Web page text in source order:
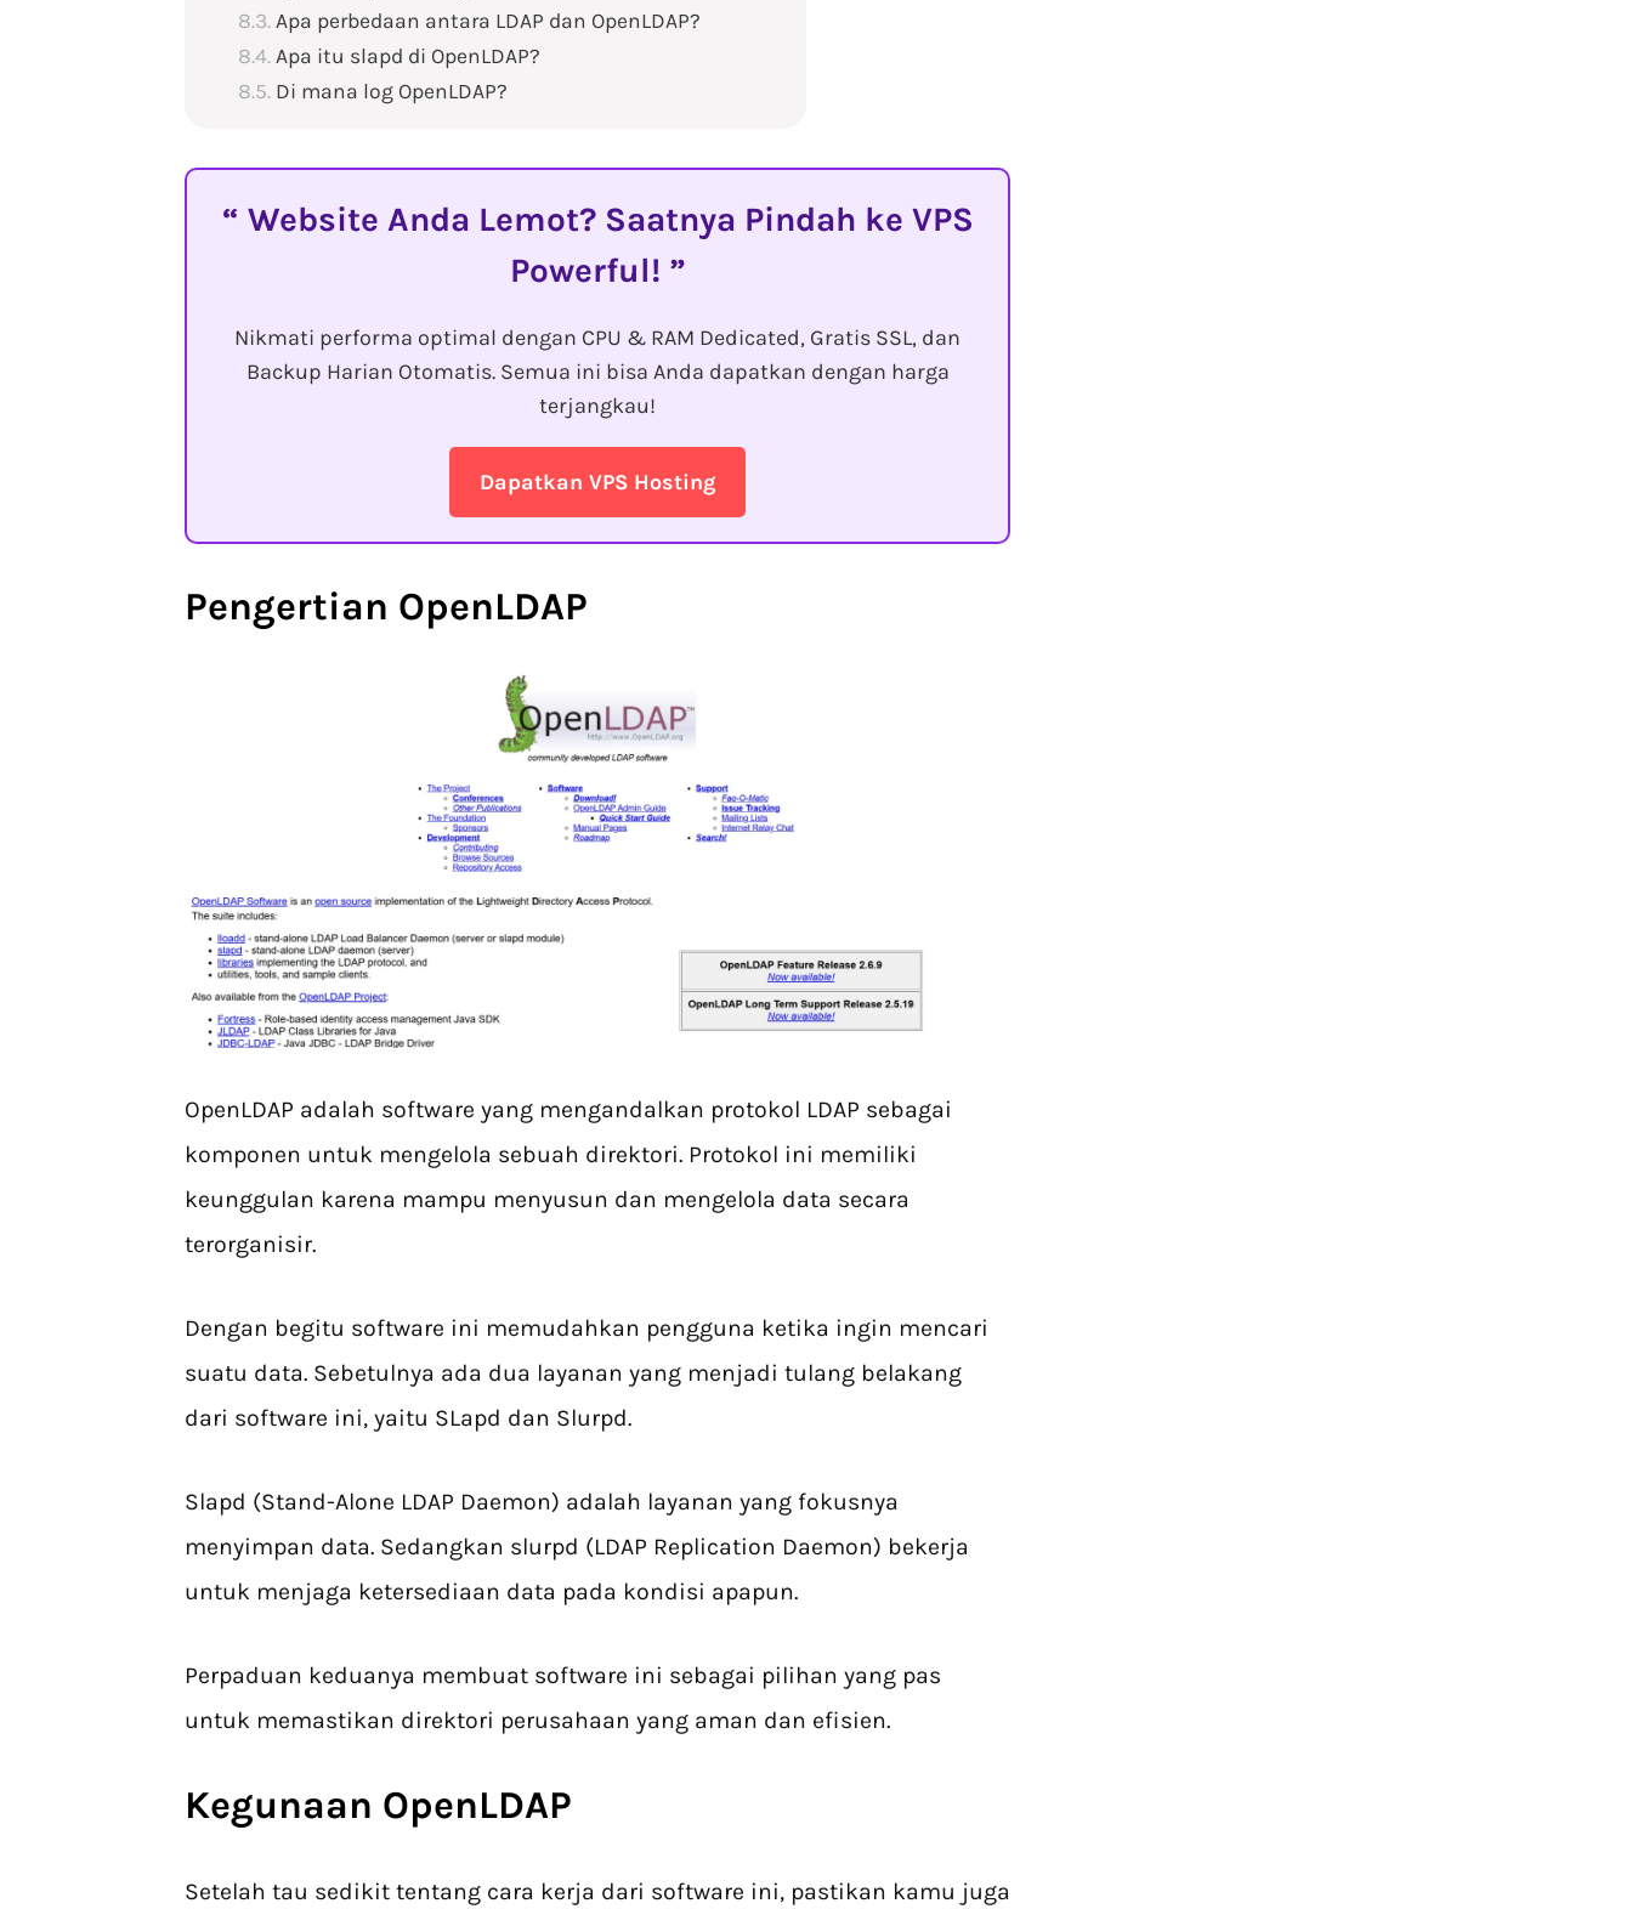
Apa perbedaan antara LDAP dan OpenLDAP?
Apa itu slapd di OpenLDAP?
Di mana log OpenLDAP?
Website Anda Lemot? Saatnya Pindah ke VPS
Powerful!
Nikmati performa optimal dengan CPU & RAM Dedicated, Gratis SSL, dan
Backup Harian Otomatis. Semua ini bisa Anda dapatkan dengan harga
terjangkau!
Dapatkan VPS Hosting
Pengertian OpenLDAP
OpenLDAP adalah​ software yang mengandalkan protokol LDAP sebagai
komponen untuk mengelola sebuah direktori. Protokol ini memiliki
keunggulan karena mampu menyusun dan mengelola data secara
terorganisir.
Dengan begitu software ini memudahkan pengguna ketika ingin mencari
suatu data. Sebetulnya ada dua layanan yang menjadi tulang belakang
dari software ini, yaitu SLapd dan Slurpd.
Slapd (Stand-Alone LDAP Daemon) adalah layanan yang fokusnya
menyimpan data. Sedangkan slurpd (LDAP Replication Daemon) bekerja
untuk menjaga ketersediaan data pada kondisi apapun.
Perpaduan keduanya membuat software ini sebagai pilihan yang pas
untuk memastikan direktori perusahaan yang aman dan efisien.
Kegunaan OpenLDAP
Setelah tau sedikit tentang cara kerja dari software ini, pastikan kamu juga